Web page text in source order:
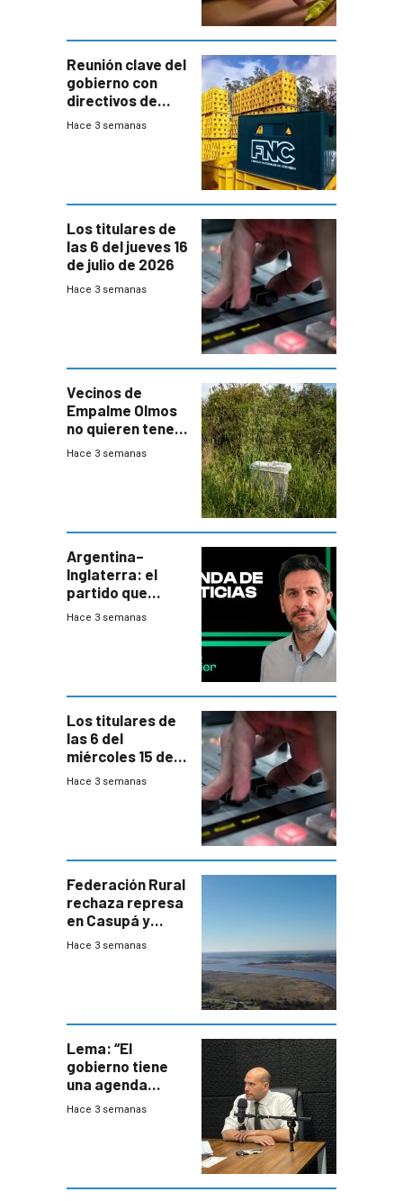
Reunión clave del
gobierno con
directivos de
Fábricas
Hace 3 semanas
Los titulares de
las 6 del jueves 16
de julio de 2026
Hace 3 semanas
Vecinos de
Empalme Olmos
no quieren tener
cerca una planta
departamental
Hace 3 semanas
Argentina–
Inglaterra: el
partido que
nunca termina
Hace 3 semanas
Los titulares de
las 6 del
miércoles 15 de
julio de 2026
Hace 3 semanas
Federación Rural
rechaza represa
en Casupá y
firma demanda
Hace 3 semanas
Lema: “El
gobierno tiene
una agenda
destructiva”
Hace 3 semanas